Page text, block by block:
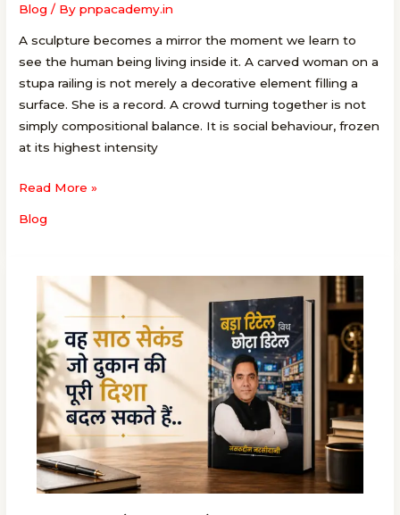
Blog / Bypnpacademy.in
A sculpture becomes a mirror the moment we learn to
see the human being living inside it. A carved woman on a
stupa railing is not merely a decorative element filling a
surface. She is a record. A crowd turning together is not
simply compositional balance. It is social behaviour, frozen
at its highest intensity
Behaviour
Read More »
Blog